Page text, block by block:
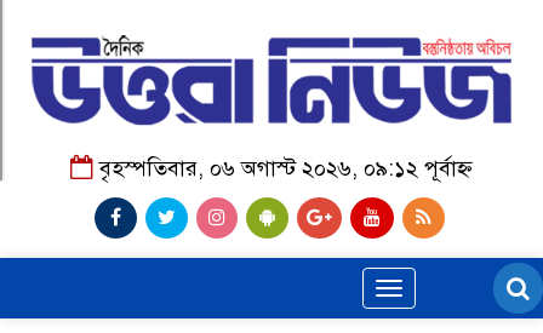
বৃহস্পতিবার, ০৬ অগাস্ট ২০২৬, ০৯:১২ পূর্বাহ্ন
Toggle
navigation